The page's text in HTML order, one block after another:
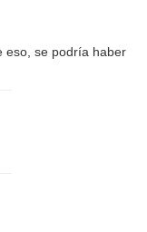
eso, se podría haber